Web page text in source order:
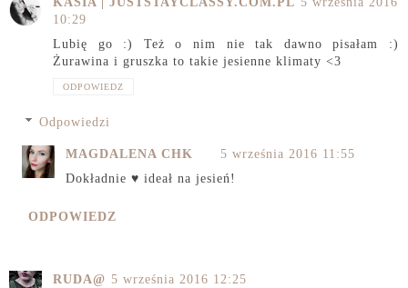
10:29
Lubię go :) Też o nim nie tak dawno pisałam :)
Żurawina i gruszka to takie jesienne klimaty <3
ODPOWIEDZ
Odpowiedzi
MAGDALENA CHK
5 września 2016 11:55
Dokładnie ♥ ideał na jesień!
ODPOWIEDZ
RUDA@ 5 września 2016 12:25